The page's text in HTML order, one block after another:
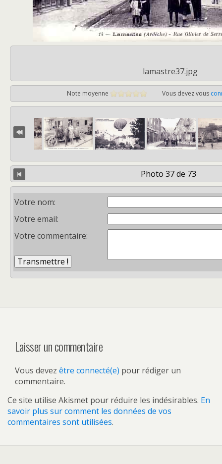
lamastre37.jpg
Note moyenne Vous devez vous
Photo 37 de 73
Votre nom:
Votre email:
Votre commentaire:
Laisser un commentaire
Vous devez être connecté(e) pour rédiger un
commentaire.
Ce site utilise Akismet pour réduire les indésirables. En
savoir plus sur comment les données de vos
commentaires sont utilisées.